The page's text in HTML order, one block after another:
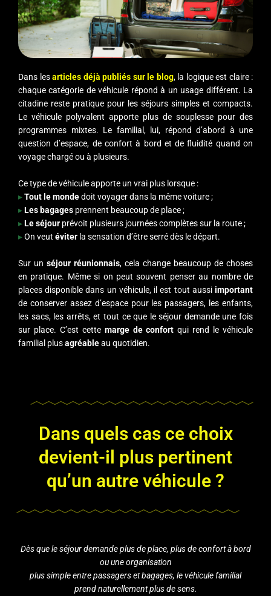
Dans lesarticles déjà publiés sur le blog, la logique est claire :
chaque catégorie de véhicule répond à un usage différent. La
citadine reste pratique pour les séjours simples et compacts.
Le véhicule polyvalent apporte plus de souplesse pour des
programmes mixtes. Le familial, lui, répond d’abord à une
question d’espace, de confort à bord et de fluidité quand on
voyage chargé ou à plusieurs.
Ce type de véhicule apporte un vrai plus lorsque :
▸Tout le mondedoit voyager dans la même voiture ;
▸Les bagages prennent beaucoup de place ;
▸Le séjour prévoit plusieurs journées complètes sur la route ;
▸On veut éviter la sensation d’être serré dès le départ.
Sur un séjour réunionnais, cela change beaucoup de choses
en pratique. Même si on peut souvent penser au nombre de
places disponible dans un véhicule, il est tout aussi important
de conserver assez d’espace pour les passagers, les enfants,
les sacs, les arrêts, et tout ce que le séjour demande une fois
sur place. C’est cette marge de confort qui rend le véhicule
familial plusagréableau quotidien.
Dans quels cas ce choix
devient-il plus pertinent
qu’un autre véhicule ?
Dès que le séjour demande plus de place, plus de confort à bord
ou une organisation
plus simple entre passagers et bagages, le véhicule familial
prend naturellement plus de sens.